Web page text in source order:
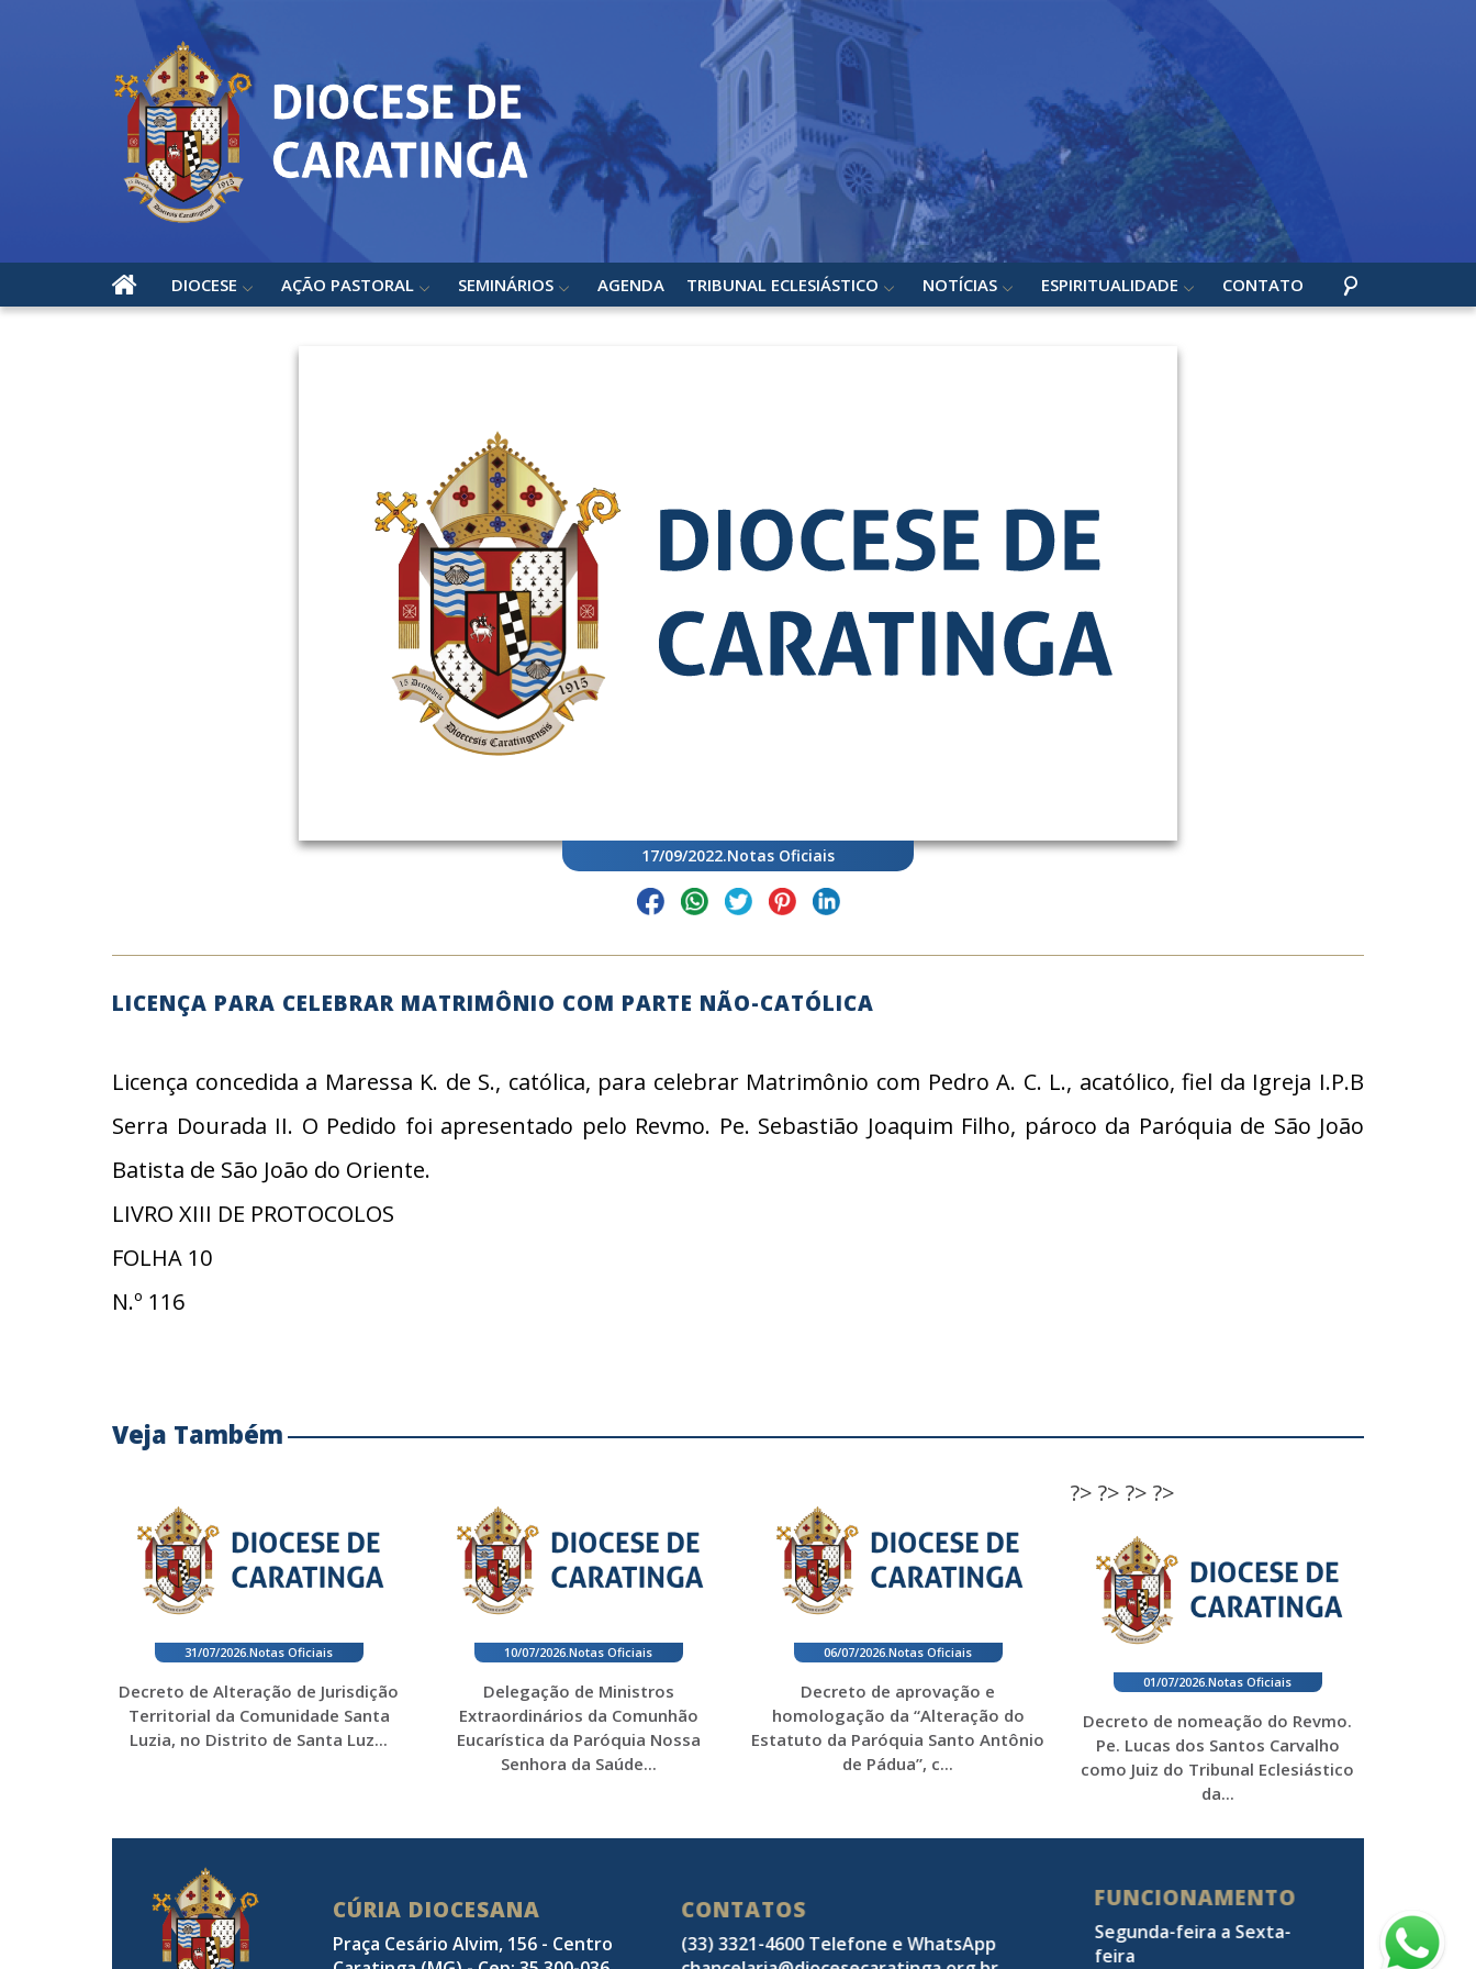
DIOCESE AÇÃO PASTORAL SEMINÁRIOS AGENDA TRIBUNAL ECLESIÁSTICO NOTÍCIAS ESPIRITUALIDADE CONTATO
17/09/2022.Notas Oficiais
LICENÇA PARA CELEBRAR MATRIMÔNIO COM PARTE NÃO-CATÓLICA
Licença concedida a Maressa K. de S., católica, para celebrar Matrimônio com Pedro A. C. L., acatólico, fiel da Igreja I.P.B
Serra Dourada II. O Pedido foi apresentado pelo Revmo. Pe. Sebastião Joaquim Filho, pároco da Paróquia de São João
Batista de São João do Oriente.
LIVRO XIII DE PROTOCOLOS
FOLHA 10
N.º 116
Veja Também
?>
31/07/2026.Notas Oficiais
Decreto de Alteração de Jurisdição
Territorial da Comunidade Santa
Luzia, no Distrito de Santa Luz...
?>
10/07/2026.Notas Oficiais
Delegação de Ministros
Extraordinários da Comunhão
Eucarística da Paróquia Nossa
Senhora da Saúde...
?>
06/07/2026.Notas Oficiais
Decreto de aprovação e
homologação da “Alteração do
Estatuto da Paróquia Santo Antônio
de Pádua”, c...
?>
01/07/2026.Notas Oficiais
Decreto de nomeação do Revmo.
Pe. Lucas dos Santos Carvalho
como Juiz do Tribunal Eclesiástico
da...
CÚRIA DIOCESANA
Praça Cesário Alvim, 156 - Centro
CONTATOS
(33) 3321-4600 Telefone e WhatsApp
FUNCIONAMENTO
Segunda-feira a Sexta-
feira